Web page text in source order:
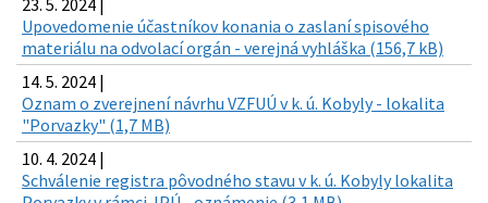
Upovedomenie účastníkov konania o zaslaní spisového
materiálu na odvolací orgán - verejná vyhláška (156,7 kB)
14. 5. 2024 |
Oznam o zverejnení návrhu VZFUÚ v k. ú. Kobyly - lokalita
"Porvazky" (1,7 MB)
10. 4. 2024 |
Schválenie registra pôvodného stavu v k. ú. Kobyly lokalita